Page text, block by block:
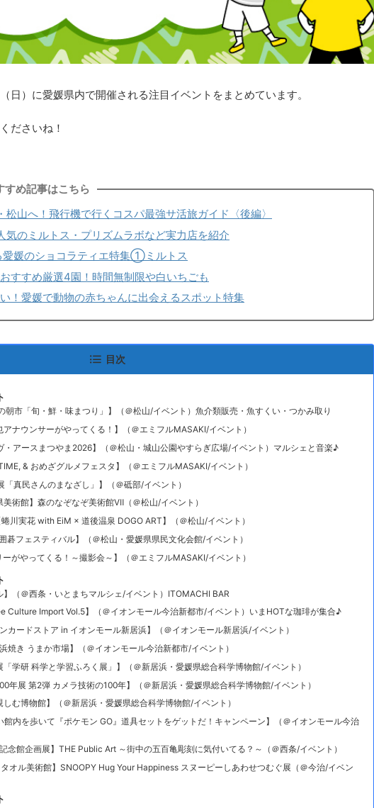
）に愛媛県内で開催される注目イベントをまとめています。
ださいね！
すめ記事はこちら
山へ！飛行機で行くコスパ最強サ活旅ガイド〈後編〉
気のミルトス・プリズムラボなど実力店を紹介
愛媛のショコラティエ特集①ミルトス
すすめ厳選4園！時間無制限や白いちごも
！愛媛で動物の赤ちゃんに出会えるスポット特集
目次
朝市「旬・鮮・味まつり」】（＠松山/イベント）魚介類販売・魚すくい・つかみ取り
ナウンサーがやってくる！】（＠エミフルMASAKI/イベント）
アースまつやま2026】（＠松山・城山公園やすらぎ広場/イベント）マルシェと音楽♪
& おめざグルメフェスタ】（＠エミフルMASAKI/イベント）
真民さんのまなざし」】（＠砥部/イベント）
術館】森のなぞなぞ美術館Ⅶ（＠松山/イベント）
川実花 with EiM × 道後温泉 DOGO ART】（＠松山/イベント）
碁フェスティバル】（＠松山・愛媛県県民文化会館/イベント）
がやってくる！～撮影会～】（＠エミフルMASAKI/イベント）
（＠西条・いとまちマルシェ/イベント）ITOMACHI BAR
Culture Import Vol.5】（＠イオンモール今治新都市/イベント）いまHOTな珈琲が集合♪
カードストア in イオンモール新居浜】（＠イオンモール新居浜/イベント）
焼き うまか市場】（＠イオンモール今治新都市/イベント）
学研 科学と学習ふろく展」】（＠新居浜・愛媛県総合科学博物館/イベント）
年展 第2弾 カメラ技術の100年】（＠新居浜・愛媛県総合科学博物館/イベント）
む博物館】（＠新居浜・愛媛県総合科学博物館/イベント）
内を歩いて『ポケモン GO』道具セットをゲットだ！キャンペーン】（＠イオンモール今治
念館企画展】THE Public Art ～街中の五百亀彫刻に気付いてる？～（＠西条/イベント）
オル美術館】SNOOPY Hug Your Happiness スヌーピーしあわせつむぐ展（＠今治/イベン